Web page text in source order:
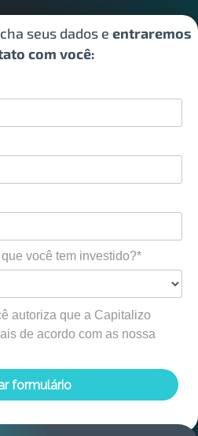
seus dados e entraremos
com você:
você tem investido?*
autoriza que a Capitalizo
de acordo com as nossa
formulário